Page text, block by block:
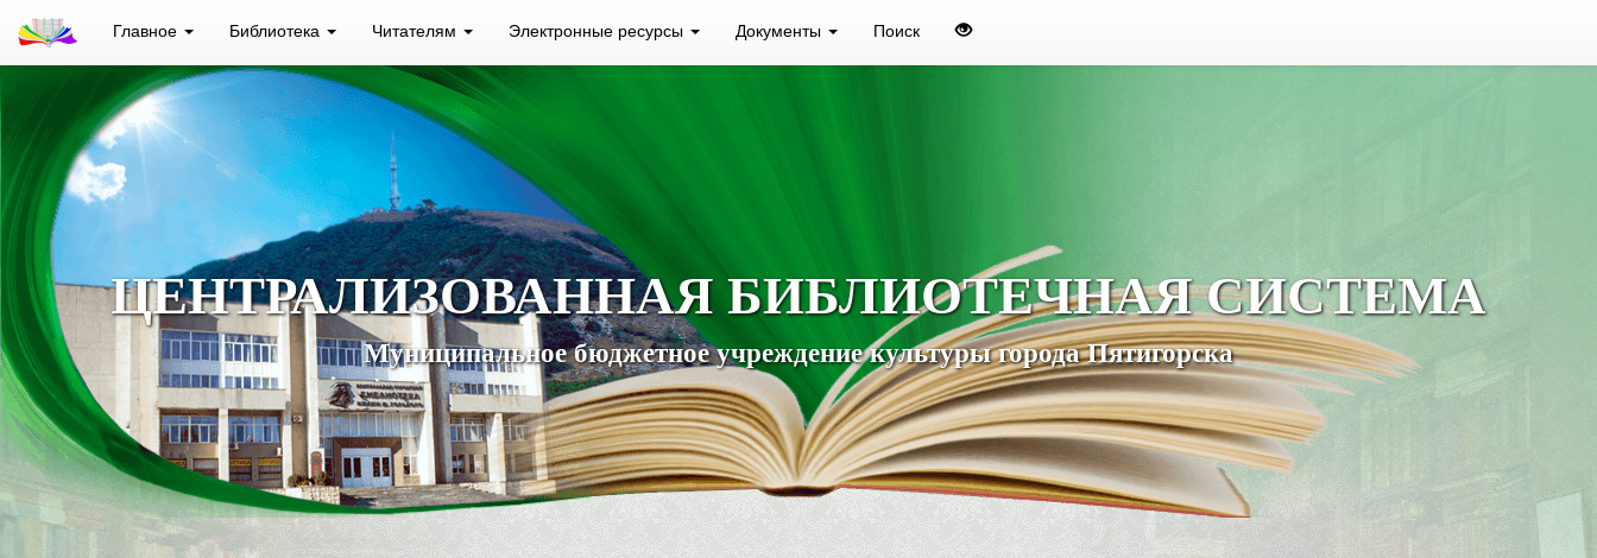
Главное Библиотека Читателям Электронные ресурсы Документы Поиск
ЦЕНТРАЛИЗОВАННАЯ БИБЛИОТЕЧНАЯ СИСТЕМА
Муниципальное бюджетное учреждение культуры города Пятигорска